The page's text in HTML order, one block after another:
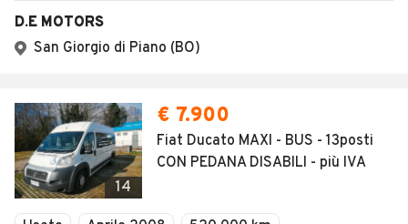
D.E MOTORS
San Giorgio di Piano (BO)
14
€ 7.900
Fiat Ducato MAXI - BUS - 13posti
CON PEDANA DISABILI - più IVA